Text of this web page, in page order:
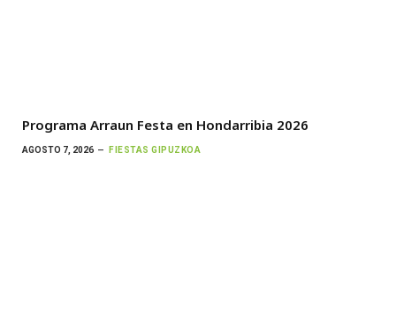
Programa Arraun Festa en Hondarribia 2026
AGOSTO 7, 2026 FIESTAS GIPUZKOA